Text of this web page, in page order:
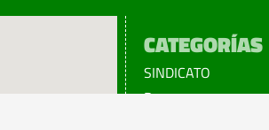
CATEGORÍAS
SINDICATO
Prensa